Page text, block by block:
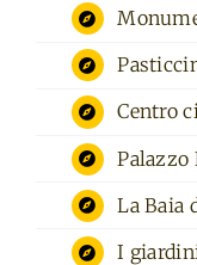
Centro
Palazzo
La Baia
I